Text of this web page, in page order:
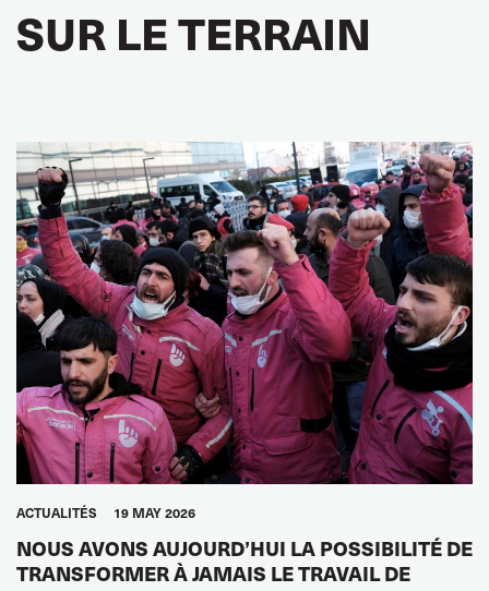
SUR LE TERRAIN
ACTUALITÉS 19 MAY 2026
NOUS AVONS AUJOURD’HUI LA POSSIBILITÉ DE
TRANSFORMER À JAMAIS LE TRAVAIL DE